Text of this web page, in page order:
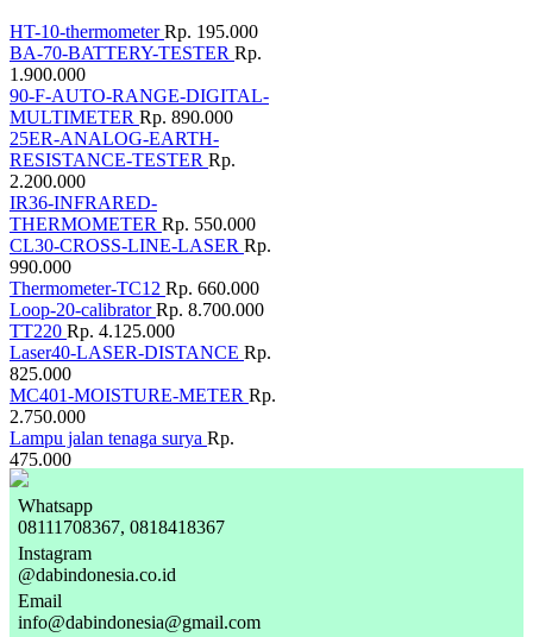
HT-10-thermometerRp. 195.000
BA-70-BATTERY-TESTER Rp.
1.900.000
90-F-AUTO-RANGE-DIGITAL-
MULTIMETER Rp. 890.000
25ER-ANALOG-EARTH-
RESISTANCE-TESTER Rp.
2.200.000
IR36-INFRARED-
THERMOMETER Rp. 550.000
CL30-CROSS-LINE-LASER Rp.
990.000
Thermometer-TC12 Rp. 660.000
Loop-20-calibratorRp. 8.700.000
TT220 Rp. 4.125.000
Laser40-LASER-DISTANCE Rp.
825.000
MC401-MOISTURE-METER Rp.
2.750.000
Lampu jalan tenaga surya Rp.
475.000
Whatsapp
08111708367, 0818418367
Instagram
@dabindonesia.co.id
Email
info@dabindonesia@gmail.com